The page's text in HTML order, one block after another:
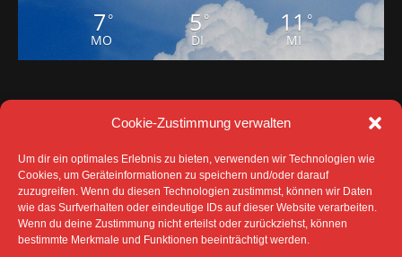
Cookie-Zustimmung verwalten
Um dir ein optimales Erlebnis zu bieten, verwenden wir Technologien wie
Cookies, um Geräteinformationen zu speichern und/oder darauf
zuzugreifen. Wenn du diesen Technologien zustimmst, können wir Daten
wie das Surfverhalten oder eindeutige IDs auf dieser Website verarbeiten.
Wenn du deine Zustimmung nicht erteilst oder zurückziehst, können
bestimmte Merkmale und Funktionen beeinträchtigt werden.
7 °
MO
5°
DI
11°
MI
IMPRESSUM